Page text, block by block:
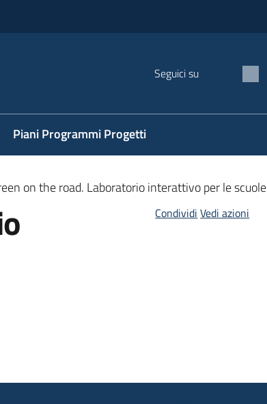
Seguici su
Piani Programmi Progetti
on the road. Laboratorio interattivo per le scuole
Condividi Vedi azioni